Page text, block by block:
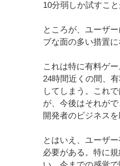
10分弱しか試すこ
ところが、ユーザ
ブな面の多い措置に
これは特に有料ゲ
24時間近くの間、
してしまう。これ
が、今後はそれが
開発者のビジネス
とはいえ、ユーザ
必要がある。特に